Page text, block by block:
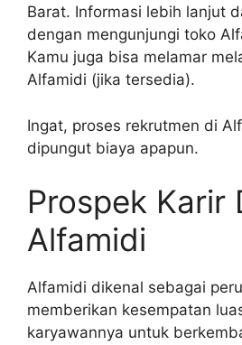
Barat. Informasi lebih lanjut
dengan mengunjungi toko
Kamu juga bisa melamar
Alfamidi (jika tersedia).
Ingat, proses rekrutmen di
dipungut biaya apapun.
Prospek Karir
Alfamidi
Alfamidi dikenal sebagai
memberikan kesempatan
karyawannya untuk